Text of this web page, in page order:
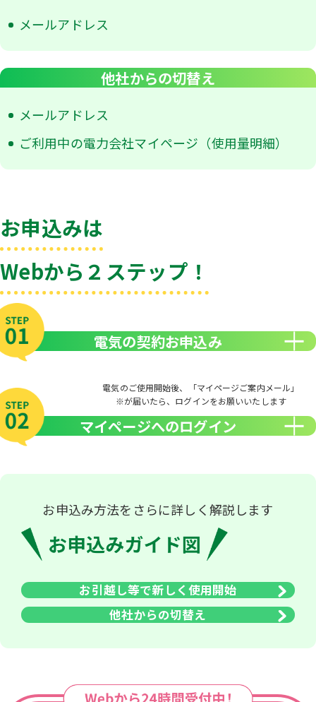
メールアドレス
他社からの切替え
メールアドレス
ご利用中の電力会社マイページ（使用量明細）
お申込みは
Webから２ステップ！
電気の契約お申込み
電気のご使用開始後、「マイページご案内メール」
※が届いたら、ログインをお願いいたします
マイページへのログイン
お申込み方法をさらに詳しく解説します
お引越し等で新しく使用開始
他社からの切替え